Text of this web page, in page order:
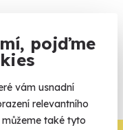
pojďme
vám usnadní
relevantního
také tyto